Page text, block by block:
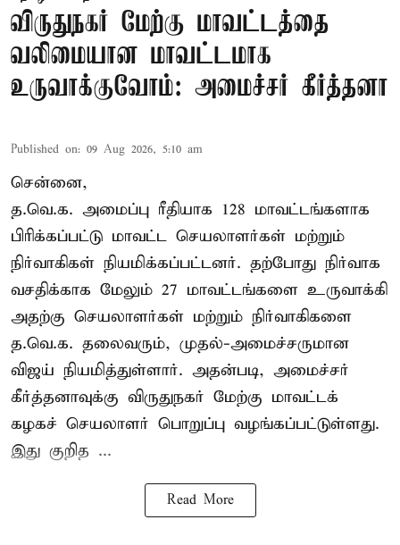
விருதுநகர் மேற்கு மாவட்டத்தை
வலிமையான மாவட்டமாக
உருவாக்குவோம்: அமைச்சர் கீர்த்தனா
Published on: 09 Aug 2026, 5:10 am
சென்னை,
த.வெ.க. அமைப்பு ரீதியாக 128 மாவட்டங்களாக
பிரிக்கப்பட்டு மாவட்ட செயலாளர்கள் மற்றும்
நிர்வாகிகள் நியமிக்கப்பட்டனர். தற்போது நிர்வாக
வசதிக்காக மேலும் 27 மாவட்டங்களை உருவாக்கி
அதற்கு செயலாளர்கள் மற்றும் நிர்வாகிகளை
த.வெ.க. தலைவரும், முதல்-அமைச்சருமான
விஜய் நியமித்துள்ளார். அதன்படி, அமைச்சர்
கீர்த்தனாவுக்கு விருதுநகர் மேற்கு மாவட்டக்
கழகச் செயலாளர் பொறுப்பு வழங்கப்பட்டுள்ளது.
இது குறித ...
Read More